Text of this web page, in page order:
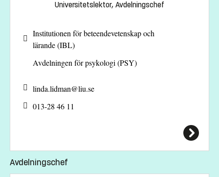
Universitetslektor, Avdelningschef
Institutionen för beteendevetenskap och
lärande (IBL)
Avdelningen för psykologi (PSY)
linda.lidman@liu.se
013-28 46 11
Avdelningschef